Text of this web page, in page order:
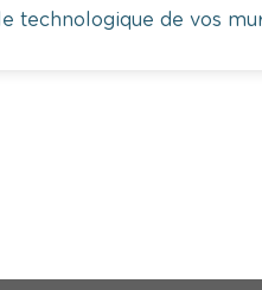
technologique de vos